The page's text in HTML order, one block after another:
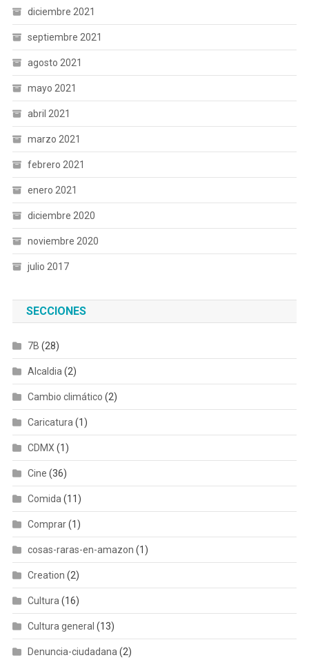
diciembre 2021
septiembre 2021
agosto 2021
mayo 2021
abril 2021
marzo 2021
febrero 2021
enero 2021
diciembre 2020
noviembre 2020
julio 2017
SECCIONES
7B (28)
Alcaldia (2)
Cambio climático (2)
Caricatura (1)
CDMX (1)
Cine (36)
Comida (11)
Comprar(1)
cosas-raras-en-amazon (1)
Creation (2)
Cultura (16)
Cultura general (13)
Denuncia-ciudadana (2)